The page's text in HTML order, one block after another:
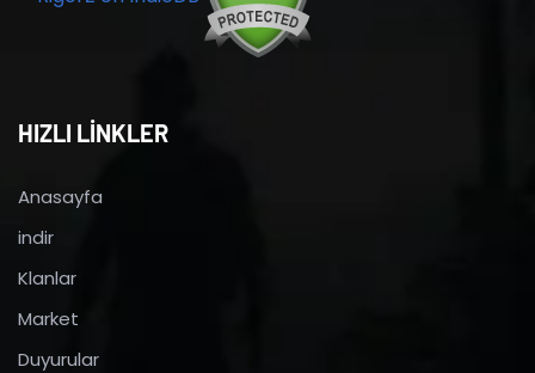
HIZLI LİNKLER
Anasayfa
indir
Klanlar
Market
Duyurular